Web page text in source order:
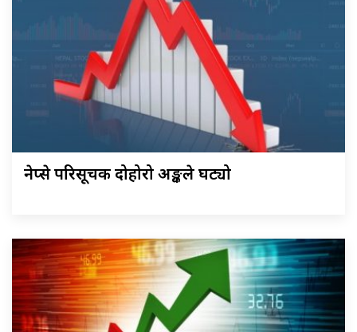
नेप्से परिसूचक दोहोरो अङ्कले घट्यो